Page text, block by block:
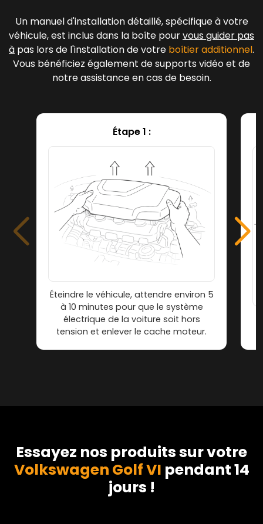
Un manuel d'installation détaillé, spécifique à votre
véhicule, est inclus dans la boîte pourvous guider pas
à pas lors de l'installation de votre boîtier additionnel.
Vous bénéficiez également de supports vidéo et de
notre assistance en cas de besoin.
Étape 1 :
Éteindre le véhicule, attendre environ 5
à 10 minutes pour que le système
électrique de la voiture soit hors
tension et enlever le cache moteur.
Essayez nos produits sur votre
Volkswagen Golf VI pendant 14
jours !